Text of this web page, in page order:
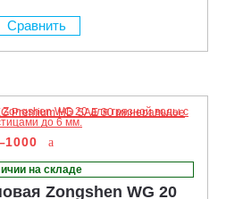
Сравнить
на складе
Zongshen WG 20